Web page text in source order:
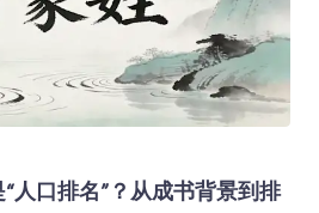
人口排名”？从成书背景到排